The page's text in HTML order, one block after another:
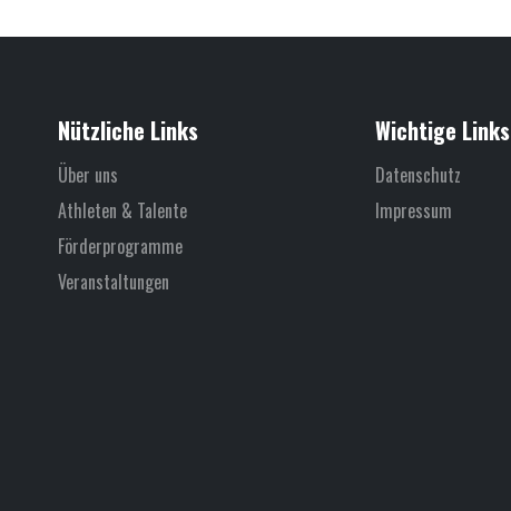
Nützliche Links
Über uns
Athleten & Talente
Förderprogramme
Veranstaltungen
Wichtige Links
Datenschutz
Impressum